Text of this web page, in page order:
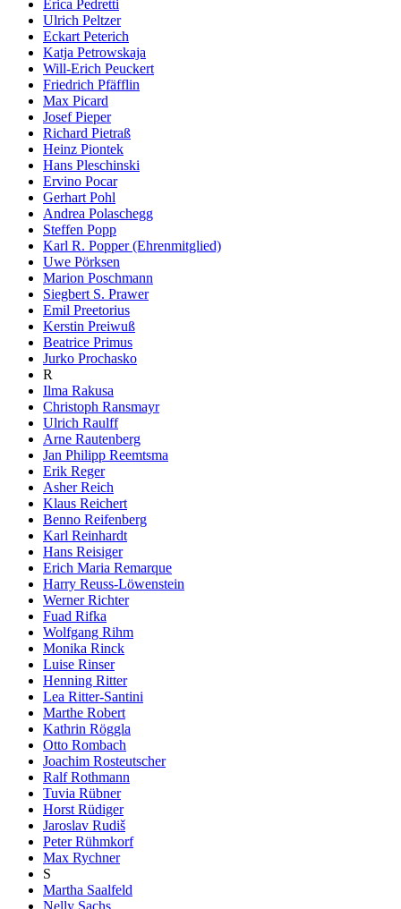
Erica Pedretti
Ulrich Peltzer
Eckart Peterich
Katja Petrowskaja
Will-Erich Peuckert
Friedrich Pfäfflin
Max Picard
Josef Pieper
Richard Pietraß
Heinz Piontek
Hans Pleschinski
Ervino Pocar
Gerhart Pohl
Andrea Polaschegg
Steffen Popp
Karl R. Popper (Ehrenmitglied)
Uwe Pörksen
Marion Poschmann
Siegbert S. Prawer
Emil Preetorius
Kerstin Preiwuß
Beatrice Primus
Jurko Prochasko
R
Ilma Rakusa
Christoph Ransmayr
Ulrich Raulff
Arne Rautenberg
Jan Philipp Reemtsma
Erik Reger
Asher Reich
Klaus Reichert
Benno Reifenberg
Karl Reinhardt
Hans Reisiger
Erich Maria Remarque
Harry Reuss-Löwenstein
Werner Richter
Fuad Rifka
Wolfgang Rihm
Monika Rinck
Luise Rinser
Henning Ritter
Lea Ritter-Santini
Marthe Robert
Kathrin Röggla
Otto Rombach
Joachim Rosteutscher
Ralf Rothmann
Tuvia Rübner
Horst Rüdiger
Jaroslav Rudiš
Peter Rühmkorf
Max Rychner
S
Martha Saalfeld
Nelly Sachs